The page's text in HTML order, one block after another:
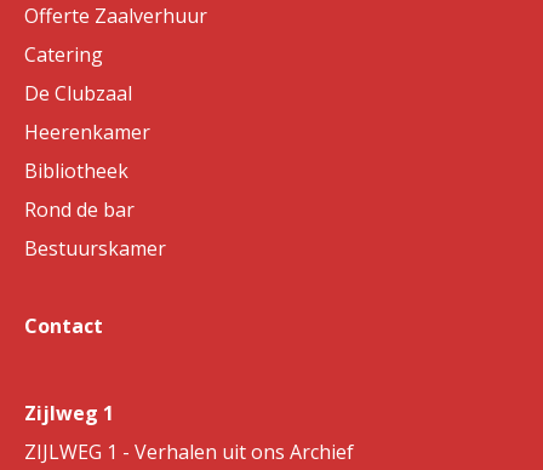
Offerte Zaalverhuur
Catering
De Clubzaal
Heerenkamer
Bibliotheek
Rond de bar
Bestuurskamer
Contact
Zijlweg 1
ZIJLWEG 1 - Verhalen uit ons Archief